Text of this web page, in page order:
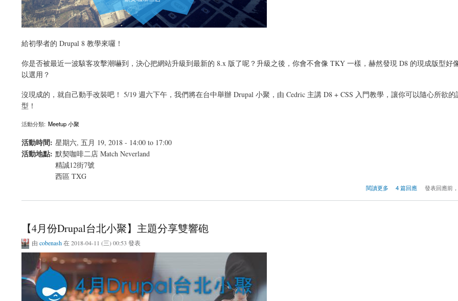
給初學者的 Drupal 8 教學來囉！
你是否被最近一波駭客攻擊潮嚇到，決心把網站升級到最新的 8.x 版了呢？升級之後，你會不會像 TKY 一樣，赫然發現 D8 的現成版型好
以選用？
沒現成的，就自己動手改裝吧！ 5/19 週六下午，我們將在台中舉辦 Drupal 小聚，由 Cedric 主講 D8 + CSS 入門教學，讓你可以隨心所欲的
型！
活動分類: Meetup 小聚
活動時間: 星期六, 五月 19, 2018 - 14:00 to 17:00
活動地點: 默契咖啡二店 Match Neverland
精誠12街7號
西區 TXG
閱讀更多 4 篇回應 發表回應前
【4月份Drupal台北小聚】主題分享雙響砲
由 cobenash在 2018-04-11 (三) 00:53 發表